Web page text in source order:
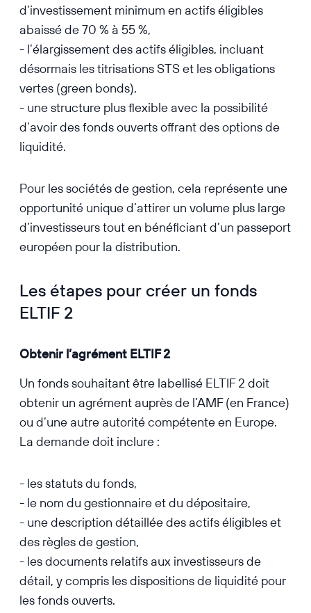
d’investissement minimum en actifs éligibles
abaissé de 70 % à 55 %,
- l’élargissement des actifs éligibles, incluant
désormais les titrisations STS et les obligations
vertes (green bonds),
- une structure plus flexible avec la possibilité
d’avoir des fonds ouverts offrant des options de
liquidité.
Pour les sociétés de gestion, cela représente une
opportunité unique d’attirer un volume plus large
d’investisseurs tout en bénéficiant d’un passeport
européen pour la distribution.
Les étapes pour créer un fonds
ELTIF 2
Obtenir l’agrément ELTIF 2
Un fonds souhaitant être labellisé ELTIF 2 doit
obtenir un agrément auprès de l’AMF (en France)
ou d’une autre autorité compétente en Europe.
La demande doit inclure :
- les statuts du fonds,
- le nom du gestionnaire et du dépositaire,
- une description détaillée des actifs éligibles et
des règles de gestion,
- les documents relatifs aux investisseurs de
détail, y compris les dispositions de liquidité pour
les fonds ouverts.